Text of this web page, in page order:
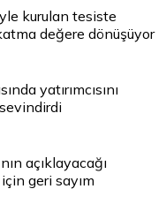
kurulan tesiste
değere dönüşüyor
yatırımcısını
açıklayacağı
geri sayım